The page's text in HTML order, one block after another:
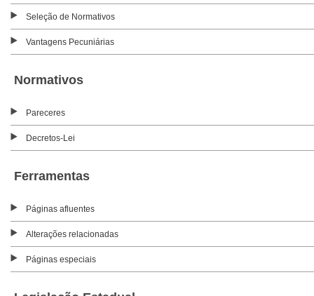
Seleção de Normativos
Vantagens Pecuniárias
Normativos
Pareceres
Decretos-Lei
Ferramentas
Páginas afluentes
Alterações relacionadas
Páginas especiais